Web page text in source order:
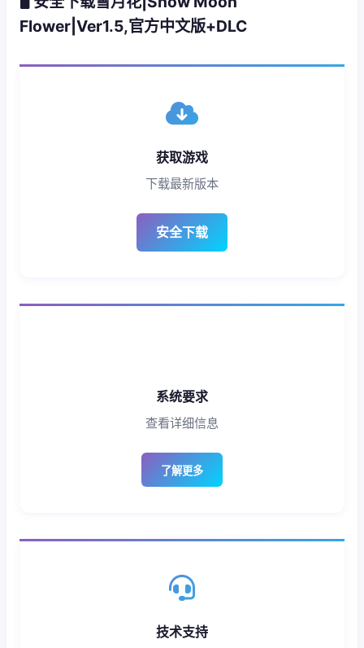
Flower|Ver1.5,官方中文版+DLC
获取游戏
下载最新版本
安全下载
系统要求
查看详细信息
了解更多
技术支持